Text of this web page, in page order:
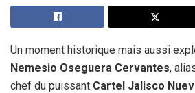
Un moment historique mais aussi
Nemesio Oseguera Cervantes,
chef du puissant Cartel Jalisco